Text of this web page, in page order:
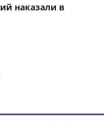
наказали в